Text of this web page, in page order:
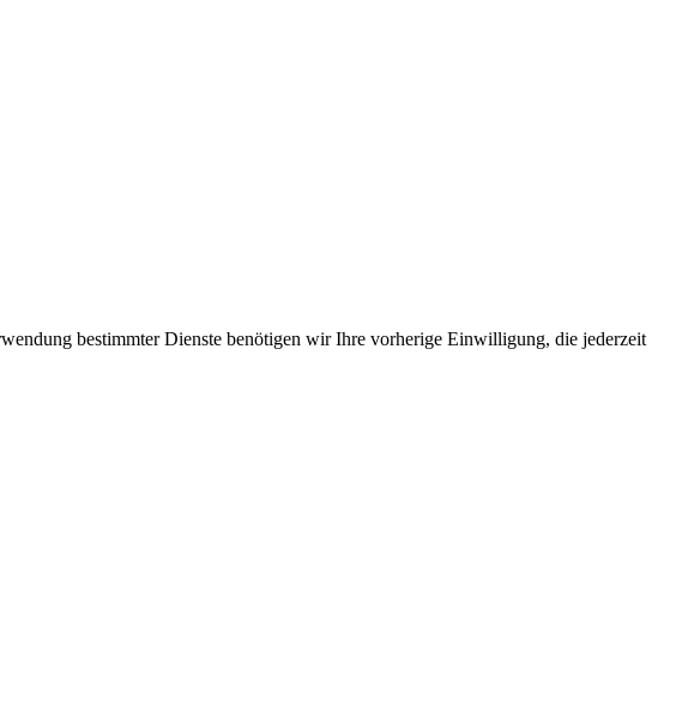
bestimmter Dienste benötigen wir Ihre vorherige Einwilligung, die jederzeit